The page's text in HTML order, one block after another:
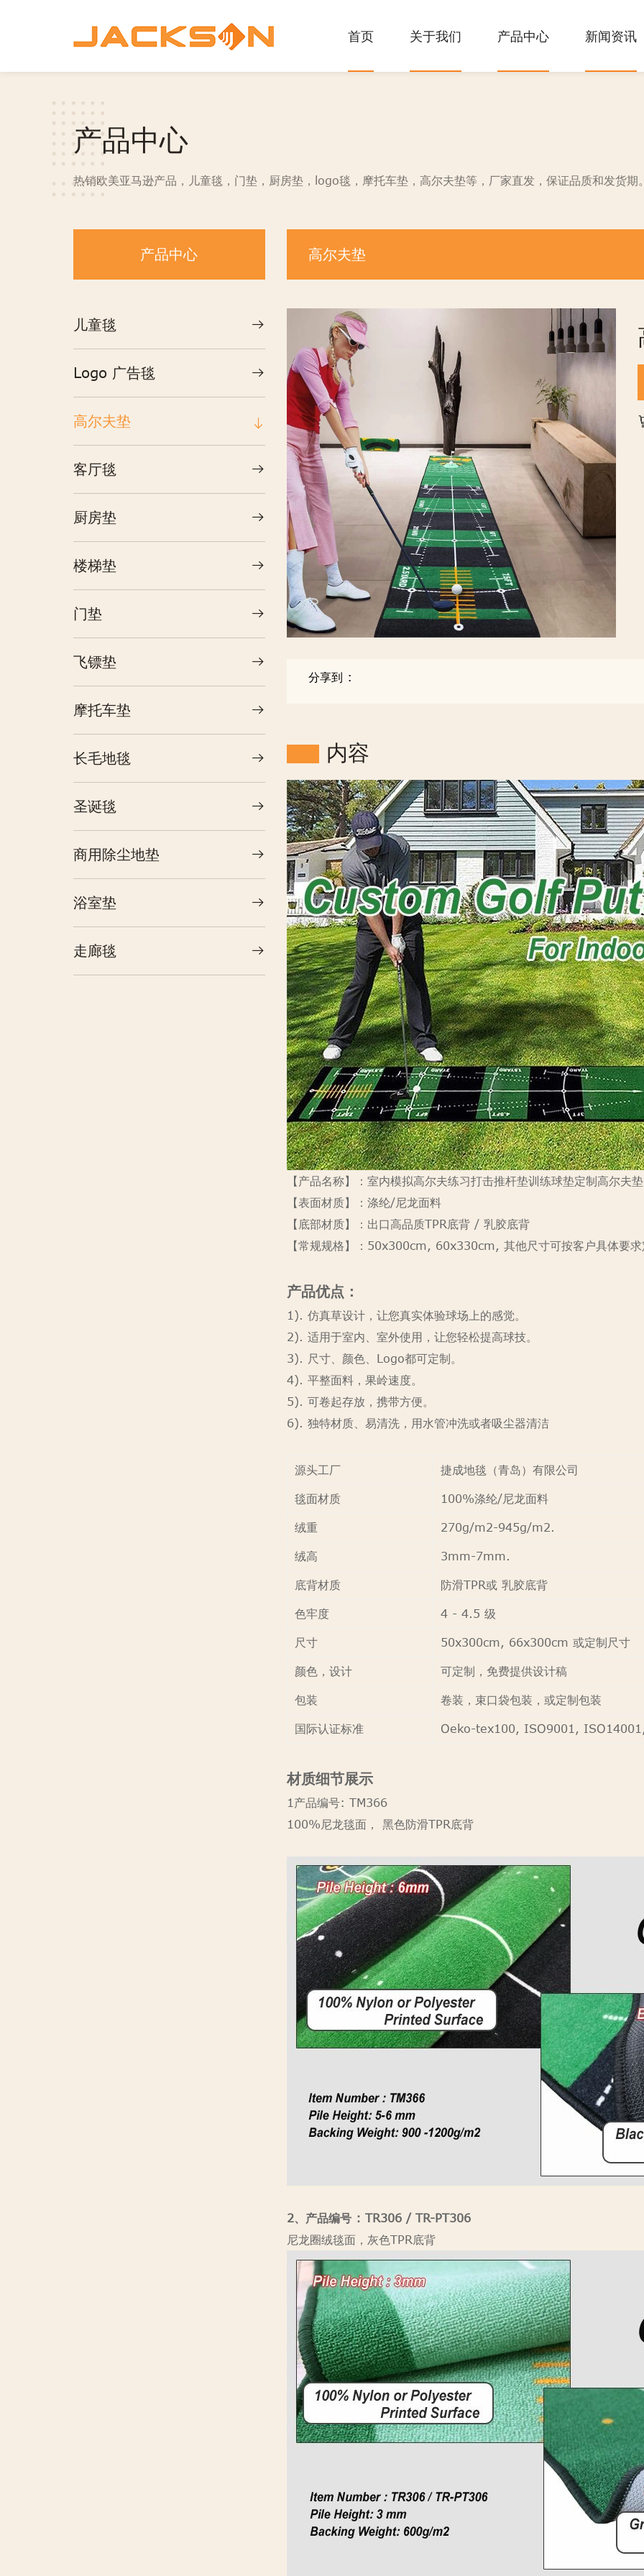
首页 关于我们 产品中心 新闻资讯
产品中心
热销欧美亚马逊产品，儿童毯，门垫，厨房垫，logo毯，摩托车垫，高尔夫垫等，厂家直发，保证品质和发货期
产品中心
儿童毯
Logo 广告毯
高尔夫垫
客厅毯
厨房垫
楼梯垫
门垫
飞镖垫
摩托车垫
长毛地毯
圣诞毯
商用除尘地垫
浴室垫
走廊毯
高尔夫垫
分享到 :
内容
【产品名称】：室内模拟高尔夫练习打击推杆垫训练球垫定制高尔夫垫
【表面材质】：涤纶/尼龙面料
【底部材质】：出口高品质TPR底背 / 乳胶底背
【常规规格】：50x300cm, 60x330cm, 其他尺寸可按客户具体要
产品优点：
1). 仿真草设计，让您真实体验球场上的感觉。
2). 适用于室内、室外使用，让您轻松提高球技。
3). 尺寸、颜色、Logo都可定制。
4). 平整面料，果岭速度。
5). 可卷起存放，携带方便。
6). 独特材质、易清洗，用水管冲洗或者吸尘器清洁
源头工厂
捷成地毯（青岛）有限公司
毯面材质
100%涤纶/尼龙面料
绒重
270g/m2-945g/m2.
绒高
3mm-7mm.
底背材质
防滑TPR或 乳胶底背
色牢度
4 - 4.5 级
尺寸
50x300cm, 66x300cm 或定制尺寸
颜色，设计
可定制，免费提供设计稿
包装
卷装，束口袋包装，或定制包装
国际认证标准
Oeko-tex100, ISO9001,
材质细节展示
1产品编号: TM366
100%尼龙毯面， 黑色防滑TPR底背
2、产品编号 : TR306 / TR-PT306
尼龙圈绒毯面，灰色TPR底背